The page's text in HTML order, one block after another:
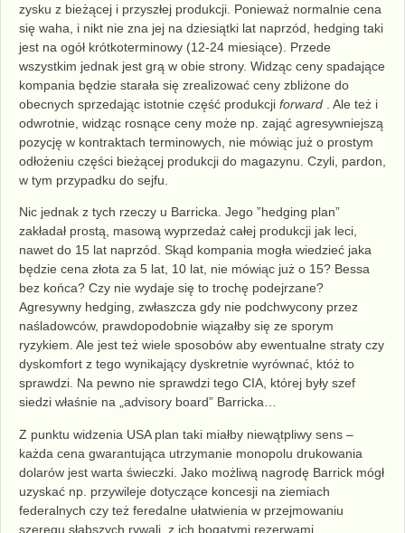
zysku z bieżącej i przyszłej produkcji. Ponieważ normalnie cena
się waha, i nikt nie zna jej na dziesiątki lat naprzód, hedging taki
jest na ogół krótkoterminowy (12-24 miesiące). Przede
wszystkim jednak jest grą w obie strony. Widząc ceny spadające
kompania będzie starała się zrealizować ceny zbliżone do
obecnych sprzedając istotnie część produkcji forward . Ale też i
odwrotnie, widząc rosnące ceny może np. zająć agresywniejszą
pozycję w kontraktach terminowych, nie mówiąc już o prostym
odłożeniu części bieżącej produkcji do magazynu. Czyli, pardon,
w tym przypadku do sejfu.
Nic jednak z tych rzeczy u Barricka. Jego ”hedging plan”
zakładał prostą, masową wyprzedaż całej produkcji jak leci,
nawet do 15 lat naprzód. Skąd kompania mogła wiedzieć jaka
będzie cena złota za 5 lat, 10 lat, nie mówiąc już o 15? Bessa
bez końca? Czy nie wydaje się to trochę podejrzane?
Agresywny hedging, zwłaszcza gdy nie podchwycony przez
naśladowców, prawdopodobnie wiązałby się ze sporym
ryzykiem. Ale jest też wiele sposobów aby ewentualne straty czy
dyskomfort z tego wynikający dyskretnie wyrównać, któż to
sprawdzi. Na pewno nie sprawdzi tego CIA, której były szef
siedzi właśnie na „advisory board” Barricka…
Z punktu widzenia USA plan taki miałby niewątpliwy sens –
każda cena gwarantująca utrzymanie monopolu drukowania
dolarów jest warta świeczki. Jako możliwą nagrodę Barrick mógł
uzyskać np. przywileje dotyczące koncesji na ziemiach
federalnych czy też feredalne ułatwienia w przejmowaniu
szeregu słabszych rywali, z ich bogatymi rezerwami.